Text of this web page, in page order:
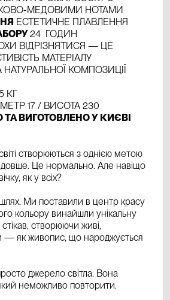
МЕДОВИМИ НОТАМИ
ЕСТЕТИЧНЕ ПЛАВЛЕННЯ
24 ГОДИН
ВІДРІЗНЯТИСЯ — ЦЕ
МАТЕРІАЛУ
КОМПОЗИЦІЇ
КГ
17 / ВИСОТА 230
ВИГОТОВЛЕНО У КИЄВІ
світі створюються з однією метою
Це нормально. Але навіщо
як у всіх?
Ми поставили в центр красу
кольору винайшли унікальну
створюючи живі,
— як живопис, що народжується
джерело світла. Вона
неможливо повторити.